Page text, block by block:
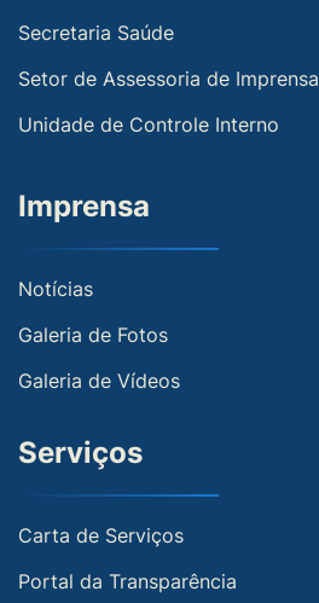
Secretaria Saúde
Setor de Assessoria de Imprensa
Unidade de Controle Interno
Imprensa
Notícias
Galeria de Fotos
Galeria de Vídeos
Serviços
Carta de Serviços
Portal da Transparência